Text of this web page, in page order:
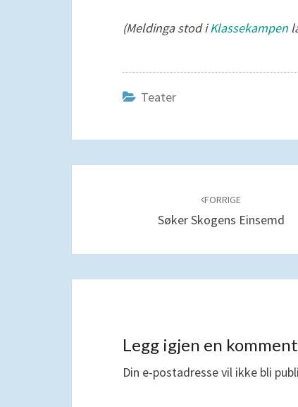
(Meldinga stod iKlassekampen
Teater
FORRIGE
Søker Skogens Einsemd
Legg igjen en
Din e-postadresse vil ikke bli